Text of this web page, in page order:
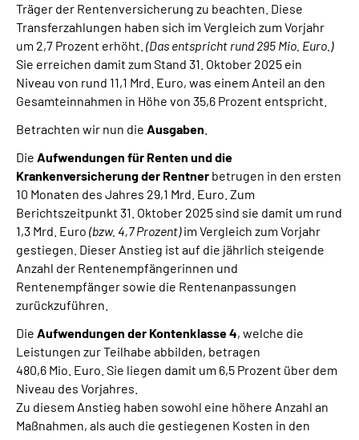
Träger der Rentenversicherung zu beachten. Diese
Transferzahlungen haben sich im Vergleich zum Vorjahr
um 2,7 Prozent erhöht. (Das entspricht rund 295 Mio. Euro.)
Sie erreichen damit zum Stand 31. Oktober 2025 ein
Niveau von rund 11,1 Mrd. Euro, was einem Anteil an den
Gesamteinnahmen in Höhe von 35,6 Prozent entspricht.
Betrachten wir nun die Ausgaben
Die Aufwendungen für Renten und die
Krankenversicherung der Rentner betrugen in den ersten
10 Monaten des Jahres 29,1 Mrd. Euro. Zum
Berichtszeitpunkt 31. Oktober 2025 sind sie damit um rund
1,3 Mrd. Euro (bzw. 4,7 Prozent)im Vergleich zum Vorjahr
gestiegen. Dieser Anstieg ist auf die jährlich steigende
Anzahl der Rentenempfängerinnen und
Rentenempfänger sowie die Rentenanpassungen
zurückzuführen.
Die Aufwendungen der Kontenklasse 4, welche die
Leistungen zur Teilhabe abbilden, betragen
480,6 Mio. Euro. Sie liegen damit um 6,5 Prozent über dem
Niveau des Vorjahres.
Zu diesem Anstieg haben sowohl eine höhere Anzahl an
Maßnahmen, als auch die gestiegenen Kosten in den